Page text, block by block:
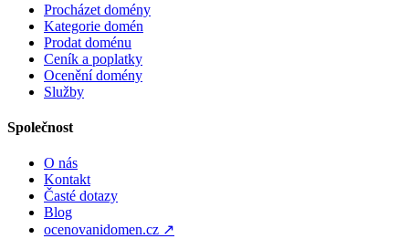
Procházet domény
Kategorie domén
Prodat doménu
Ceník a poplatky
Ocenění domény
Služby
Společnost
O nás
Kontakt
Časté dotazy
Blog
ocenovanidomen.cz ↗